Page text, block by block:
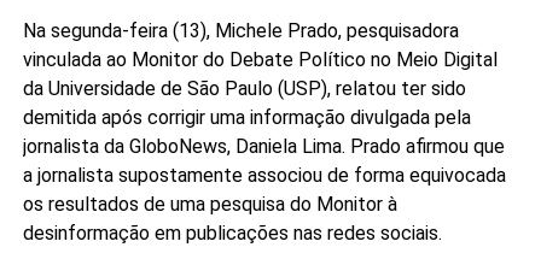
Na segunda-feira (13), Michele Prado, pesquisadora
vinculada ao Monitor do Debate Político no Meio Digital
da Universidade de São Paulo (USP), relatou ter sido
demitida após corrigir uma informação divulgada pela
jornalista da GloboNews, Daniela Lima. Prado afirmou que
a jornalista supostamente associou de forma equivocada
os resultados de uma pesquisa do Monitor à
desinformação em publicações nas redes sociais.